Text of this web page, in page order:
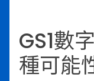
GS1數
種可能